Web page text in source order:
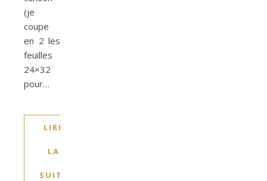
(je
coupe
en 2 les
feuilles
24×32
pour…
LIRE
LA
SUITE